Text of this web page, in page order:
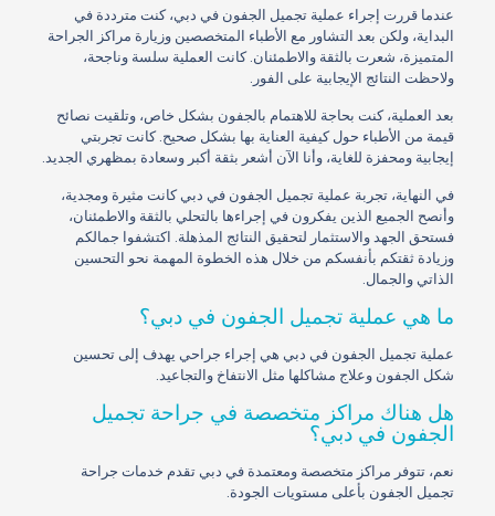
عندما قررت إجراء عملية تجميل الجفون في دبي، كنت مترددة في
البداية، ولكن بعد التشاور مع الأطباء المتخصصين وزيارة مراكز الجراحة
المتميزة، شعرت بالثقة والاطمئنان. كانت العملية سلسة وناجحة،
ولاحظت النتائج الإيجابية على الفور.
بعد العملية، كنت بحاجة للاهتمام بالجفون بشكل خاص، وتلقيت نصائح
قيمة من الأطباء حول كيفية العناية بها بشكل صحيح. كانت تجربتي
إيجابية ومحفزة للغاية، وأنا الآن أشعر بثقة أكبر وسعادة بمظهري الجديد.
في النهاية، تجربة عملية تجميل الجفون في دبي كانت مثيرة ومجدية،
وأنصح الجميع الذين يفكرون في إجراءها بالتحلي بالثقة والاطمئنان،
فستحق الجهد والاستثمار لتحقيق النتائج المذهلة. اكتشفوا جمالكم
وزيادة ثقتكم بأنفسكم من خلال هذه الخطوة المهمة نحو التحسين
الذاتي والجمال.
ما هي عملية تجميل الجفون في دبي؟
عملية تجميل الجفون في دبي هي إجراء جراحي يهدف إلى تحسين
شكل الجفون وعلاج مشاكلها مثل الانتفاخ والتجاعيد.
هل هناك مراكز متخصصة في جراحة تجميل
الجفون في دبي؟
نعم، تتوفر مراكز متخصصة ومعتمدة في دبي تقدم خدمات جراحة
تجميل الجفون بأعلى مستويات الجودة.